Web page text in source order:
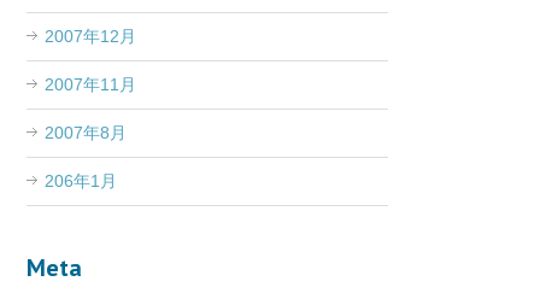
2007年12月
2007年11月
2007年8月
206年1月
Meta